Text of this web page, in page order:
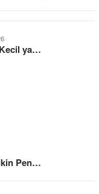
ya…
Pen…